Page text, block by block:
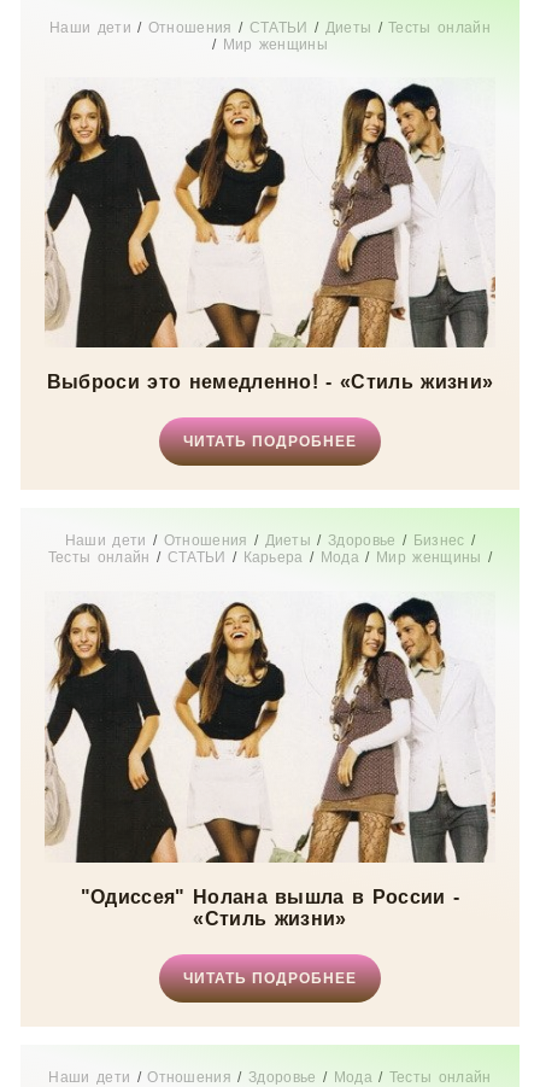
Наши дети / Отношения / СТАТЬИ / Диеты /Тесты онлайн
/ Мир женщины
Выброси это немедленно! - «Стиль жизни»
ЧИТАТЬ ПОДРОБНЕЕ
Наши дети / Отношения / Диеты /Здоровье / Бизнес /
Тесты онлайн / СТАТЬИ / Карьера / Мода / Мир женщины /
"Одиссея" Нолана вышла в России -
«Стиль жизни»
ЧИТАТЬ ПОДРОБНЕЕ
Наши дети /Отношения /Здоровье / Мода / Тесты онлайн